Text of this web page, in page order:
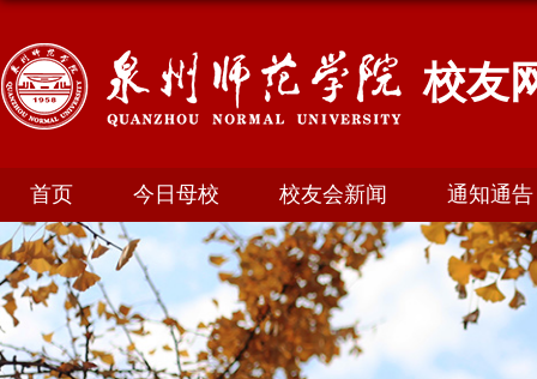
校友
首页 今日母校 校友会新闻 通知通告